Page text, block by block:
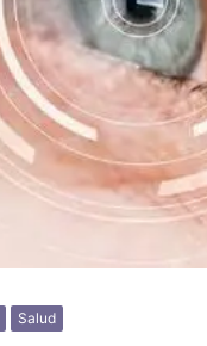
Salud